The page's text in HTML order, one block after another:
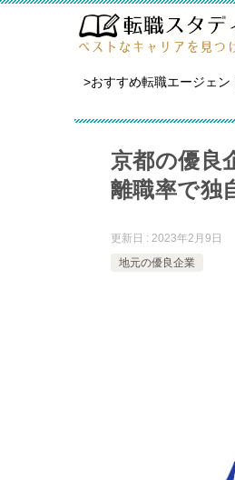
>おすすめ転職エージェン
京都の優良
離職率で独
更新日 : 2023年2月9日
地元の優良企業